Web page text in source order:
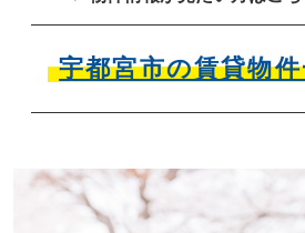
宇都宮市の賃貸物